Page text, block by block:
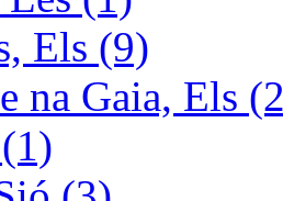
Els (9)
na Gaia, Els